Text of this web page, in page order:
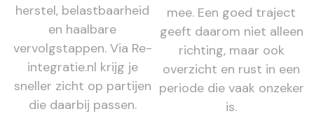
herstel, belastbaarheid
en haalbare
vervolgstappen. Via Re-
integratie.nl krijg je
sneller zicht op partijen
die daarbij passen.
mee. Een goed traject
geeft daarom niet alleen
richting, maar ook
overzicht en rust in een
periode die vaak onzeker
is.